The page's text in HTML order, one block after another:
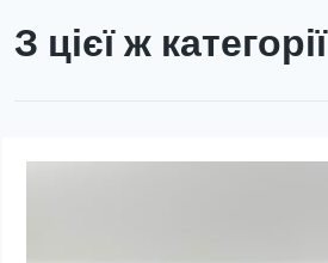
З цієї ж категорії